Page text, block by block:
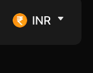
INR